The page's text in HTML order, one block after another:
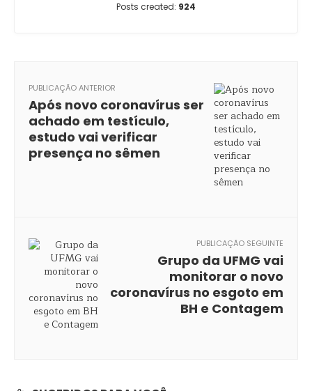
Posts created: 924
PUBLICAÇÃO ANTERIOR
Após novo coronavírus ser
achado em testículo,
estudo vai verificar
presença no sêmen
PUBLICAÇÃO SEGUINTE
Grupo da UFMG vai
monitorar o novo
coronavírus no esgoto em
BH e Contagem